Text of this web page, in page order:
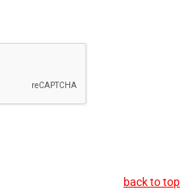
back to top